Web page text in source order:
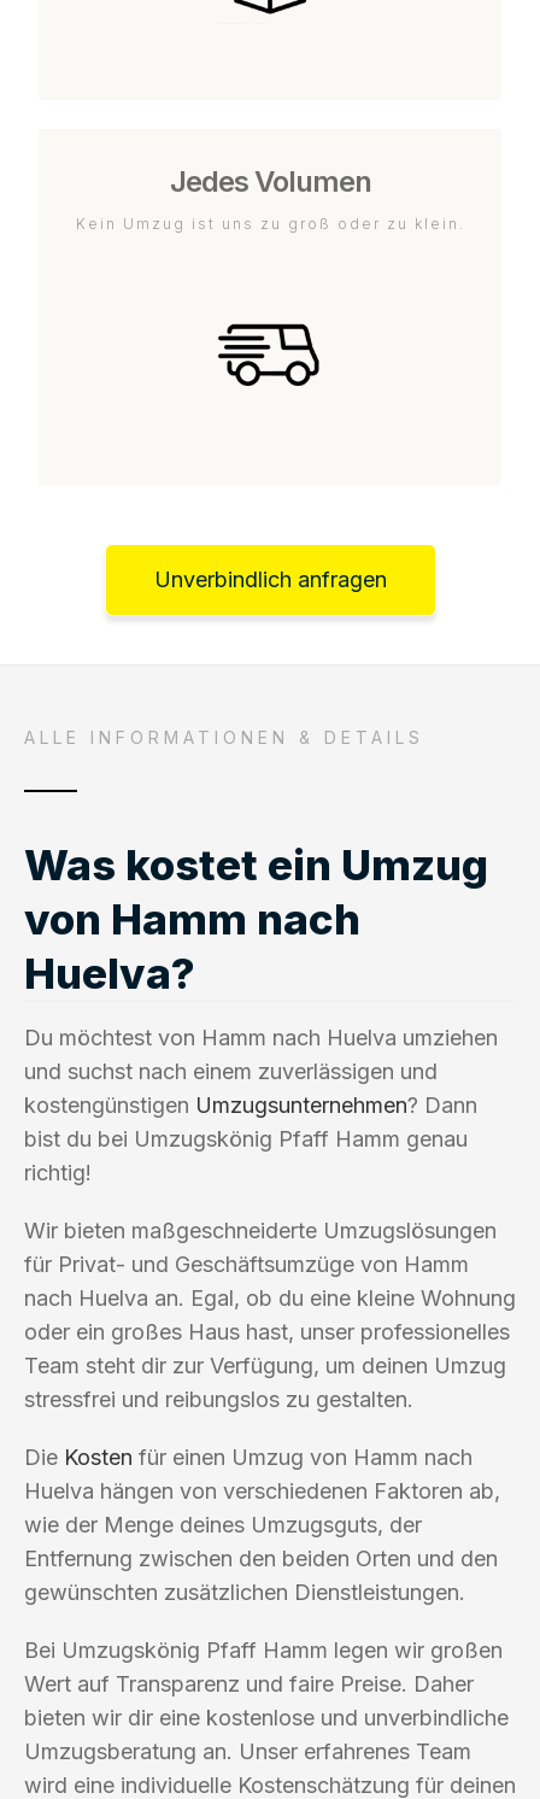
Jedes Volumen
Kein Umzug ist uns zu groß oder zu klein.
Unverbindlich anfragen
ALLE INFORMATIONEN & DETAILS
Was kostet ein Umzug
von Hamm nach
Huelva?
Du möchtest von Hamm nach Huelva umziehen
und suchst nach einem zuverlässigen und
kostengünstigen Umzugsunternehmen? Dann
bist du bei Umzugskönig Pfaff Hamm genau
richtig!
Wir bieten maßgeschneiderte Umzugslösungen
für Privat- und Geschäftsumzüge von Hamm
nach Huelva an. Egal, ob du eine kleine Wohnung
oder ein großes Haus hast, unser professionelles
Team steht dir zur Verfügung, um deinen Umzug
stressfrei und reibungslos zu gestalten.
Die Kosten für einen Umzug von Hamm nach
Huelva hängen von verschiedenen Faktoren ab,
wie der Menge deines Umzugsguts, der
Entfernung zwischen den beiden Orten und den
gewünschten zusätzlichen Dienstleistungen.
Bei Umzugskönig Pfaff Hamm legen wir großen
Wert auf Transparenz und faire Preise. Daher
bieten wir dir eine kostenlose und unverbindliche
Umzugsberatung an. Unser erfahrenes Team
wird eine individuelle Kostenschätzung für deinen